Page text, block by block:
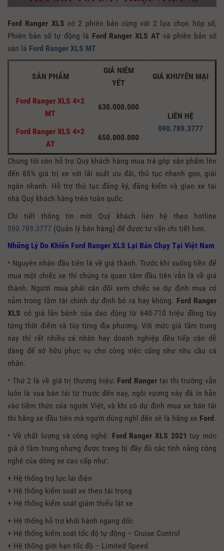
Ford Ranger XLS có 2 phiên bản cùng với 2 lựa chọn hộp số,
Phiên bản số tự động là Ford Ranger XLS AT và phiên bản số
sàn là Ford Ranger XLS MT
SẢN PHẨM
GIÁ NIÊM
YẾT
GIÁ KHUYẾN MẠI
Ford Ranger XLS 4×2
MT
630.000.000
LIÊN HỆ
090.789.3777
Ford Ranger XLS 4×2
AT
650.000.000
Chúng tôi còn hỗ trợ Quý khách hàng mua trả góp sản phẩm lên
đến 85% giá trị xe với lãi suất ưu đãi, thủ tục nhanh gọn, giải
ngân nhanh. Hỗ trợ thủ tục đăng ký, đăng kiểm và giao xe tại
nhà Quý khách hàng trên toàn quốc.
Chi tiết thông tin mời Quý khách liên hệ theo hotline
090.789.3777 (Quản lý bán hàng) để được tư vấn chi tiết hơn.
Những Lý Do Khiến Ford Ranger XLS Lại Bán Chạy Tại Việt Nam
• Nguyên nhân đầu tiên là về giá thành. Trước khi xuống tiền để
mua một chiếc xe thì chúng ta quan tâm đầu tiên vẫn là về giá
thành. Người mua phải cân đối xem chiếc xe dự định mua có
nằm trong tầm tài chính dự định bỏ ra hay không. Ford Ranger
XLS có giá lăn bánh của dao động từ 640-710 triệu đồng tùy
từng thời điểm và tùy từng địa phương. Với mức giá tầm trung
này thì rất nhiều cá nhân hay doanh nghiệp đều tiếp cận dễ
dàng để sở hữu phục vụ cho công việc cũng như nhu cầu cá
nhân.
• Thứ 2 là về giá trị thương hiệu: Ford Ranger tại thị trường vẫn
luôn là vua bán tải từ trước đến nay, ngôi vương này đã in hằn
vào tiềm thức của người Việt, và khi có dự định mua xe bán tải
thì hãng xe đầu tiên mà người dùng nghĩ đến sẽ là hãng xe Ford.
• Về chất lượng và công nghệ: Ford Ranger XLS 2021 tuy mức
giá ở tầm trung nhưng được trang bị đầy đủ các tính năng công
nghệ của dòng xe cao cấp như:
+ Hệ thống trợ lực lái điện
+ Hệ thống kiểm soát xe theo tải trọng
+ Hệ thống kiểm soát giảm thiểu lật xe
+ Hệ thống hỗ trợ khởi hành ngang dốc
+ Hệ thống kiểm soát tốc độ tự động – Cruise Control
+ Hệ thống giới hạn tốc độ – Limited Speed